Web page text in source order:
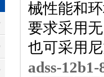
械性能和
要求采用
也可采用
adss-